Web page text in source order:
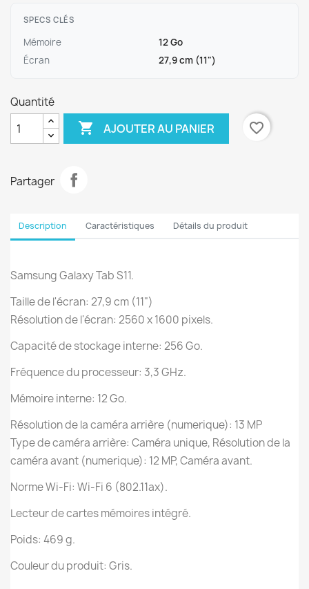
SPECS CLÉS
Mémoire
12 Go
Écran
27,9 cm (11")
Quantité
 AJOUTER AU PANIER favorite_border
Partager
Description Caractéristiques Détails du produit
Samsung Galaxy Tab S11.
Taille de l'écran: 27,9 cm (11")
Résolution de l'écran: 2560 x 1600 pixels.
Capacité de stockage interne: 256 Go.
Fréquence du processeur: 3,3 GHz.
Mémoire interne: 12 Go.
Résolution de la caméra arrière (numerique): 13 MP
Type de caméra arrière: Caméra unique, Résolution de la
caméra avant (numerique): 12 MP, Caméra avant.
Norme Wi-Fi: Wi-Fi 6 (802.11ax).
Lecteur de cartes mémoires intégré.
Poids: 469 g.
Couleur du produit: Gris.